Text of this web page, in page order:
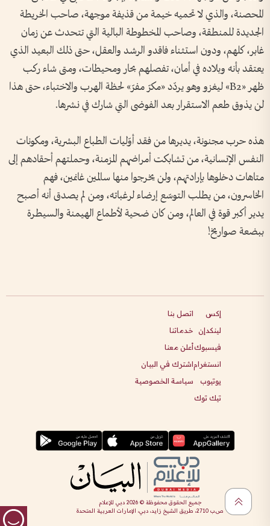
المحصنة، والذي لا تحميه خيمة من قذيفة موجهة، صاحب الخريطة
الجديدة للمنطقة، وصاحب المخطوطة البالية التي تتحدث عن زمان
غابر، كلهم، ودون استثناء فاقدو الرشد والعقل، حتى ذلك البعيد الذي
يعتقد بأنه وبلاده في أمان، تفصلهم بحار ومحيطات، ومتى شاء ركب
ظهر «B2» ليغزو وهو يردّد «مكرّ مفرّ» لحظة الهرب والاختباء، حتى هذا
لن يذوق طعم الاستقرار بعد الفوضى التي شارك في نشرها.
هذه حرب مجنونة، يديرها من فقد أوّليات الطباع البشرية، ومكونات
النفس الإنسانية، من تشابكت أمراضهم المزمنة، وحملتهم أحقادهم إلى
متاهات دخلوها بإرادتهم، ولن يخرجوا منها سالمين غانمين، فهم
الخاسرون، من يطلب التوسّع إرضاء لرغباته، ومن لم يصدق أنه أصبح
يدير أكبر قوة في العالم، ومن كان ضحية لأطماع الهيمنة والسيطرة
ببضعة صواريخ!
إكس
لينكدإن
فيسبوك
انستغرام
يوتيوب
تيك توك
اتصل بنا
خدماتنا
أعلن معنا
اشترك في البيان
سياسة الخصوصية
جميع الحقوق محفوظة ©2026 دبي للإعلام
ص.ب 2710، طريق الشيخ زايد، دبي، الإمارات العربية المتحدة